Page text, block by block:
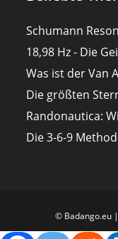
Schumann
18,98 Hz - Die
Was ist der Van
Die größten
Randonautica:
Die 3-6-9
© Badango.eu |